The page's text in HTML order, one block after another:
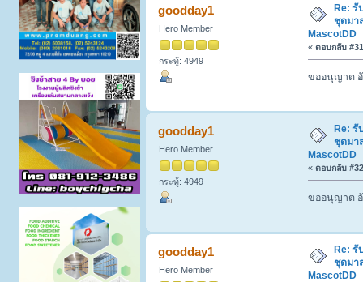
goodday1
Hero Member
กระทู้: 4949
Re: รั
ชุดมา
MascotDD
« ตอบกลับ
ขออนุญาต
goodday1
Hero Member
กระทู้: 4949
Re: รั
ชุดมา
MascotDD
« ตอบกลับ
ขออนุญาต
goodday1
Hero Member
Re: รั
ชุดมา
MascotDD